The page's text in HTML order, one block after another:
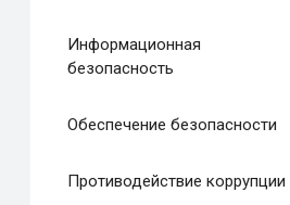
Информационная
безопасность
Обеспечение безопасности
Противодействие коррупции